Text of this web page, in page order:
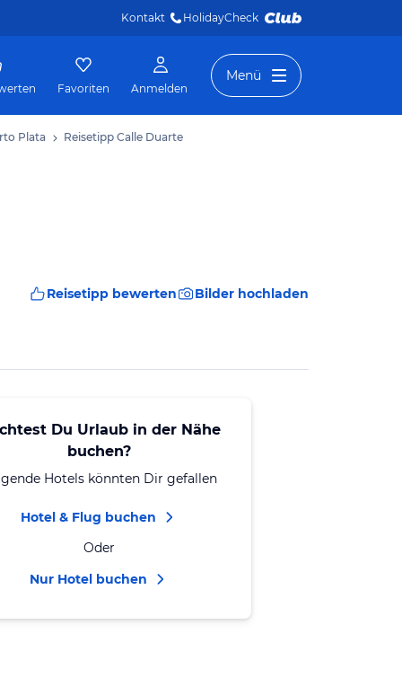
Kontakt HolidayCheck
Favoriten Anmelden
Menü
Plata Reisetipp Calle Duarte
Reisetipp bewerten Bilder hochladen
Du Urlaub in der Nähe
buchen?
Hotels könnten Dir gefallen
Hotel & Flug buchen
Oder
Nur Hotel buchen